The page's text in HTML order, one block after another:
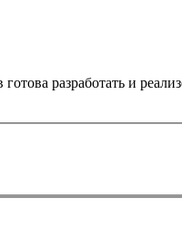
разработать и